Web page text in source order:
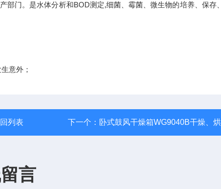
门。是水体分析和BOD测定,细菌、霉菌、微生物的培养、保存
意外；
列表 下一个： 卧式鼓风干燥箱WG9040B干燥、
言